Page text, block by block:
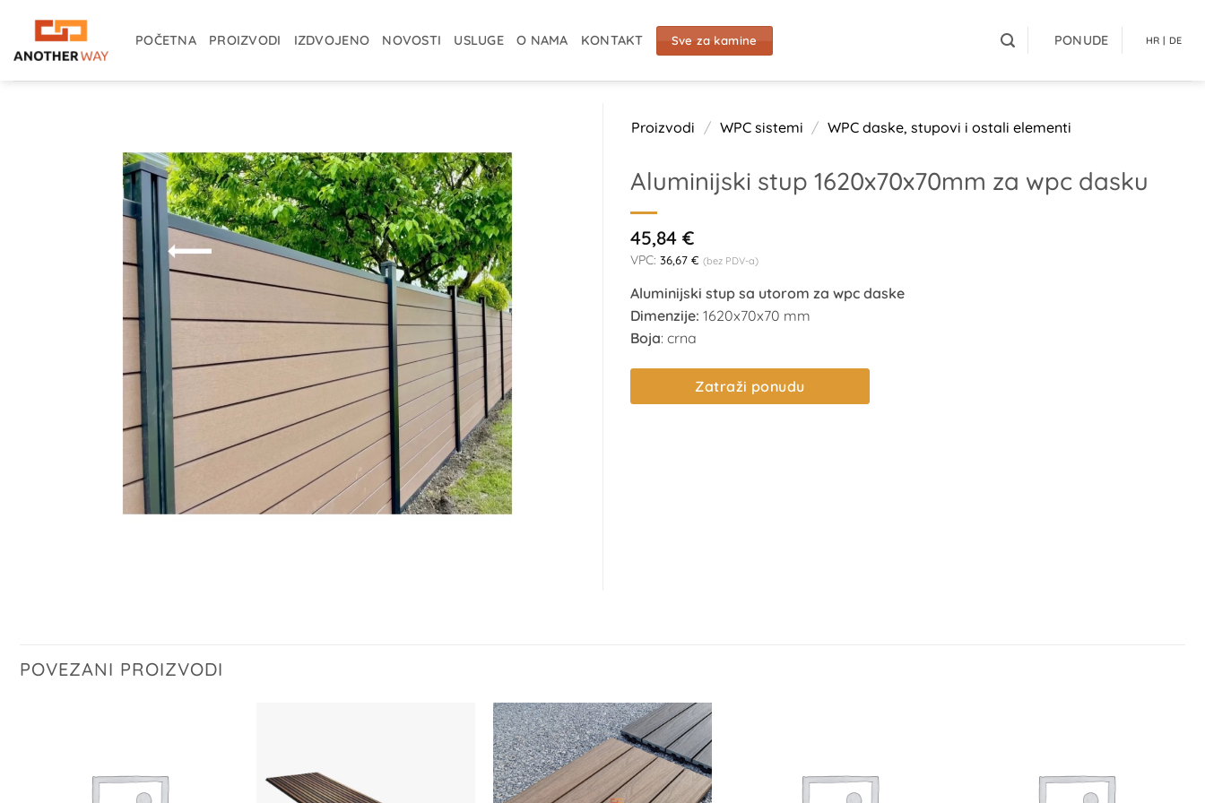
content
POČETNA PROIZVODI IZDVOJENO NOVOSTI USLUGE O NAMA KONTAKT Sve za kamine PONUDE HR | DE
Proizvodi / WPC sistemi / WPC daske, stupovi i ostali elementi
Aluminijski stup 1620x70x70mm za wpc dasku
45,84 €
VPC: 36,67 € (bez PDV-a)
Aluminijski stup sa utorom za wpc daske
Dimenzije: 1620x70x70 mm
Boja: crna
Zatraži ponudu
POVEZANI PROIZVODI